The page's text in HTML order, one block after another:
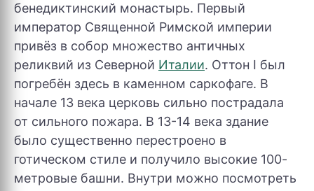
бенедиктинский монастырь. Первый
император Священной Римской империи
привёз в собор множество античных
реликвий из Северной Италии. Оттон I был
погребён здесь в каменном саркофаге. В
начале 13 века церковь сильно пострадала
от сильного пожара. В 13-14 века здание
было существенно перестроено в
готическом стиле и получило высокие 100-
метровые башни. Внутри можно посмотреть